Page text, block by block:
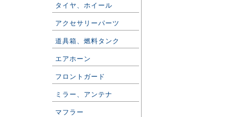
タイヤ、ホイール
アクセサリーパーツ
道具箱、燃料タンク
エアホーン
フロントガード
ミラー、アンテナ
マフラー